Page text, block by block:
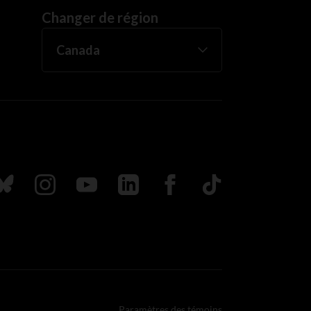
Changer de région
nous sur Bluesky
Suivez nous sur Instagram
Suivez nous sur Youtube
Suivez nous sur LinkedIn
Suivez nous sur
TikTok